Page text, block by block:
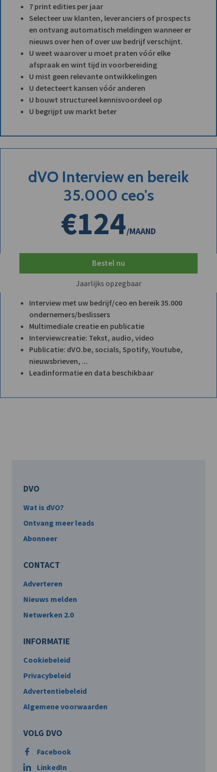
7 print edities per jaar
Selecteer uw klanten, leveranciers of prospects
en ontvang automatisch meldingen wanneer er
nieuws over hen of over uw bedrijf verschijnt.
U weet waarover u moet praten vóór elke
afspraak en wint tijd in voorbereiding
U mist geen relevante ontwikkelingen
U detecteert kansen vóór anderen
U bouwt structureel kennisvoordeel op
U begrijpt uw markt beter
dVO Interview en bereik
35.000 ceo's
€124/MAAND
Bestel nu
Jaarlijks opzegbaar
Interview met uw bedrijf/ceo en bereik 35.000
ondernemers/beslissers
Multimediale creatie en publicatie
Interviewcreatie: Tekst, audio, video
Publicatie: dVO.be, socials, Spotify, Youtube,
nieuwsbrieven, ...
Leadinformatie en data beschikbaar
DVO
Wat is dVO?
Ontvang meer leads
Abonneer
CONTACT
Adverteren
Nieuws melden
Netwerken 2.0
INFORMATIE
Cookiebeleid
Privacybeleid
Advertentiebeleid
Algemene voorwaarden
VOLG DVO
Facebook
LinkedIn